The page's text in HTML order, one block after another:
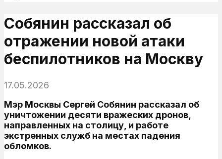
Собянин рассказал об
отражении новой атаки
беспилотников на Москву
17.05.2026
Мэр Москвы Сергей Собянин рассказал об
уничтожении десяти вражеских дронов,
направленных на столицу, и работе
экстренных служб на местах падения
обломков.